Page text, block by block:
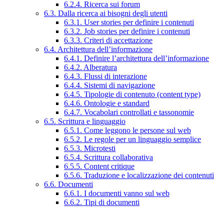
6.2.4. Ricerca sui forum
6.3. Dalla ricerca ai bisogni degli utenti
6.3.1. User stories per definire i contenuti
6.3.2. Job stories per definire i contenuti
6.3.3. Criteri di accettazione
6.4. Architettura dell’informazione
6.4.1. Definire l’architettura dell’informazione
6.4.2. Alberatura
6.4.3. Flussi di interazione
6.4.4. Sistemi di navigazione
6.4.5. Tipologie di contenuto (content type)
6.4.6. Ontologie e standard
6.4.7. Vocabolari controllati e tassonomie
6.5. Scrittura e linguaggio
6.5.1. Come leggono le persone sul web
6.5.2. Le regole per un linguaggio semplice
6.5.3. Microtesti
6.5.4. Scrittura collaborativa
6.5.5. Content critique
6.5.6. Traduzione e localizzazione dei contenuti
6.6. Documenti
6.6.1. I documenti vanno sul web
6.6.2. Tipi di documenti